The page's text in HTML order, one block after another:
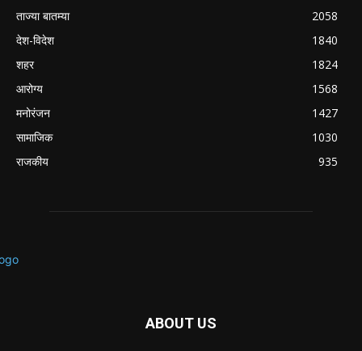
ताज्या बातम्या
2058
देश-विदेश
1840
शहर
1824
आरोग्य
1568
मनोरंजन
1427
सामाजिक
1030
राजकीय
935
ABOUT US